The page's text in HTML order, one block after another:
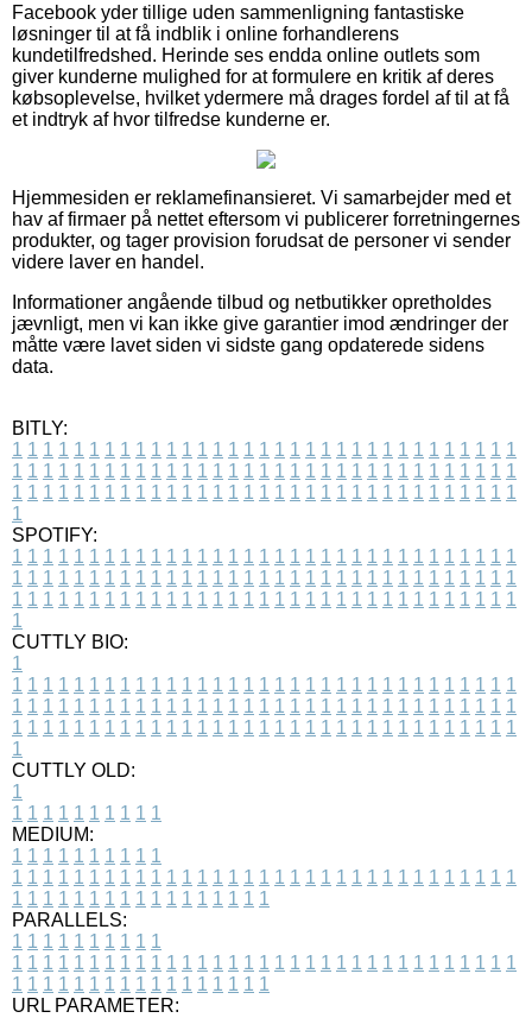
Facebook yder tillige uden sammenligning fantastiske
løsninger til at få indblik i online forhandlerens
kundetilfredshed. Herinde ses endda online outlets som
giver kunderne mulighed for at formulere en kritik af deres
købsoplevelse, hvilket ydermere må drages fordel af til at få
et indtryk af hvor tilfredse kunderne er.
Hjemmesiden er reklamefinansieret. Vi samarbejder med et
hav af firmaer på nettet eftersom vi publicerer forretningernes
produkter, og tager provision forudsat de personer vi sender
videre laver en handel.
Informationer angående tilbud og netbutikker opretholdes
jævnligt, men vi kan ikke give garantier imod ændringer der
måtte være lavet siden vi sidste gang opdaterede sidens
data.
BITLY:
1 1 1 1 1 1 1 1 1 1 1 1 1 1 1 1 1 1 1 1 1 1 1 1 1 1 1 1 1 1 1 1 1
1 1 1 1 1 1 1 1 1 1 1 1 1 1 1 1 1 1 1 1 1 1 1 1 1 1 1 1 1 1 1 1 1
1 1 1 1 1 1 1 1 1 1 1 1 1 1 1 1 1 1 1 1 1 1 1 1 1 1 1 1 1 1 1 1 1
1
SPOTIFY:
1 1 1 1 1 1 1 1 1 1 1 1 1 1 1 1 1 1 1 1 1 1 1 1 1 1 1 1 1 1 1 1 1
1 1 1 1 1 1 1 1 1 1 1 1 1 1 1 1 1 1 1 1 1 1 1 1 1 1 1 1 1 1 1 1 1
1 1 1 1 1 1 1 1 1 1 1 1 1 1 1 1 1 1 1 1 1 1 1 1 1 1 1 1 1 1 1 1 1
1
CUTTLY BIO:
1
1 1 1 1 1 1 1 1 1 1 1 1 1 1 1 1 1 1 1 1 1 1 1 1 1 1 1 1 1 1 1 1 1
1 1 1 1 1 1 1 1 1 1 1 1 1 1 1 1 1 1 1 1 1 1 1 1 1 1 1 1 1 1 1 1 1
1 1 1 1 1 1 1 1 1 1 1 1 1 1 1 1 1 1 1 1 1 1 1 1 1 1 1 1 1 1 1 1 1
1
CUTTLY OLD:
1
1 1 1 1 1 1 1 1 1 1
MEDIUM:
1 1 1 1 1 1 1 1 1 1
1 1 1 1 1 1 1 1 1 1 1 1 1 1 1 1 1 1 1 1 1 1 1 1 1 1 1 1 1 1 1 1 1
1 1 1 1 1 1 1 1 1 1 1 1 1 1 1 1 1
PARALLELS:
1 1 1 1 1 1 1 1 1 1
1 1 1 1 1 1 1 1 1 1 1 1 1 1 1 1 1 1 1 1 1 1 1 1 1 1 1 1 1 1 1 1 1
1 1 1 1 1 1 1 1 1 1 1 1 1 1 1 1 1
URL PARAMETER: